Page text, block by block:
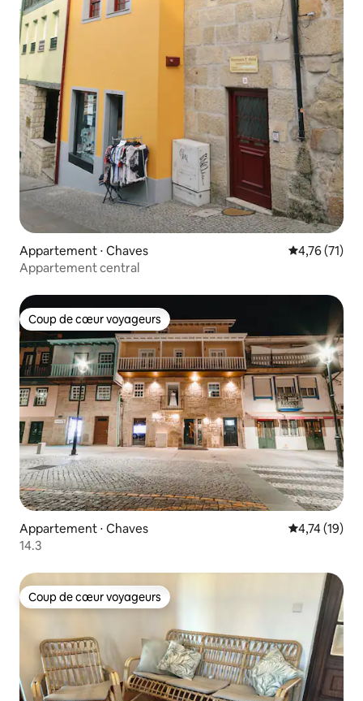
Appartement ⋅ Chaves Évaluation
4,76 (71)
Appartement central
Coup de cœur voyageurs
Coup de cœur voyageurs
Appartement ⋅ Chaves Évaluation
4,74 (19)
14.3
Coup de cœur voyageurs
Coup de cœur voyageurs